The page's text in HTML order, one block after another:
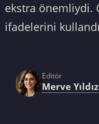
ekstra önemliydi.
ifadelerini
Editör
Merve Yıldız